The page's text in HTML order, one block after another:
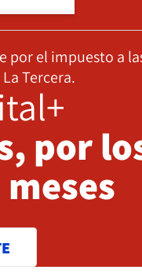
por el impuesto a
Tercera.
por